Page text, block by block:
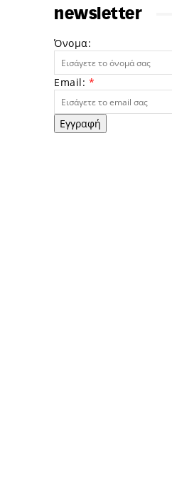
newsletter
Όνομα:
Email: *
Εγγραφή